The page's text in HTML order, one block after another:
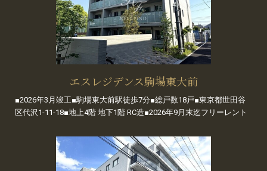
エスレジデンス駒場東大前
■2026年3月竣工■駒場東大前駅徒歩7分■総戸数18戸■東京都世田谷
区代沢1-11-18■地上4階 地下1階 RC造■2026年9月末迄フリーレント